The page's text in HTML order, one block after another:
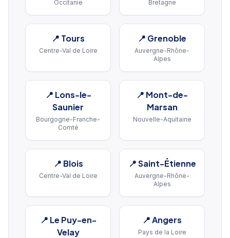
Occitanie Bretagne
📍 Tours
Centre-Val de Loire
📍 Grenoble
Auvergne-Rhône-
Alpes
📍 Lons-le-
Saunier
Bourgogne-Franche-
Comté
📍 Mont-de-
Marsan
Nouvelle-Aquitaine
📍 Blois
Centre-Val de Loire
📍Saint-Étienne
Auvergne-Rhône-
Alpes
📍 Le Puy-en-
Velay
📍Angers
Pays de la Loire